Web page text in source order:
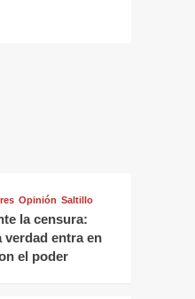
Opinión Saltillo
la censura:
verdad entra en
el poder